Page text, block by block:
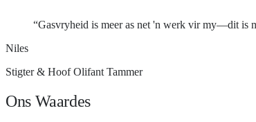
“Gasvryheid is meer as net 'n werk vir my—dit is
Niles
Stigter & Hoof Olifant Tammer
Ons Waardes